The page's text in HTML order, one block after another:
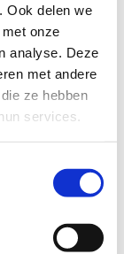
Ook delen we
onze
analyse. Deze
met andere
ze hebben
services.
door
pragmatisch
creatieve
als doel om